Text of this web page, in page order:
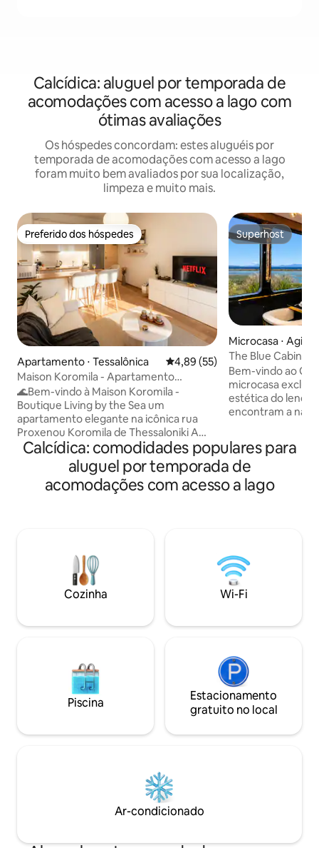
Calcídica: aluguel por temporada de
acomodações com acesso a lago com
ótimas avaliações
Os hóspedes concordam: estes aluguéis por
temporada de acomodações com acesso a lago
foram muito bem avaliados por sua localização,
limpeza e muito mais.
Preferido dos hóspedes
Preferido dos hóspedes
Apartamento ⋅ Tessalônica 4,89 de uma avaliação média
4,89 (55)
Maison Koromila - Apartamento
boutique à beira-mar
🌊Bem-vindo à Maison Koromila -
Boutique Living by the Sea um
apartamento elegante na icônica rua
Proxenou Koromila de Thessaloniki A
poucos passos do mar, da gastronomia e
dos marcos históricos, oferece a mistura
perfeita de design, conforto e
localização. No interior, você encontrará
Aristotelous e a nova estação de metrô
estão a uma curta caminhada de
distância energia da cidade lá fora, luxo
tranquilo lá dentro.
Superhost
Superhost
Microcasa ⋅ Agios
The Blue Cabin
do mar
Bem-vindo ao
microcasa
estética do
encontram a
profundo do
formato
refúgio premium
localizados a
cristalino. A
moderno sem
Calcídica: comodidades populares para
aluguel por temporada de
acomodações com acesso a lago
Cozinha Wi-Fi
Piscina
Estacionamento
gratuito no local
Ar-condicionado